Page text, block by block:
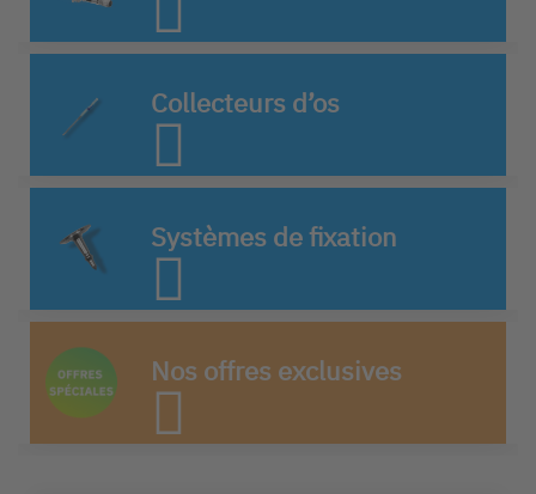
Collecteurs d’os
Systèmes de fixation
Nos offres exclusives